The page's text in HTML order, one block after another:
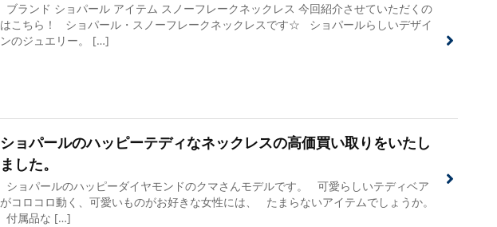
ブランド ショパール アイテム スノーフレークネックレス 今回紹介させていただくの
はこちら！ ショパール・スノーフレークネックレスです☆ ショパールらしいデザイ
ンのジュエリー。 […]
ショパールのハッピーテディなネックレスの高価買い取りをいたし
ました。
ショパールのハッピーダイヤモンドのクマさんモデルです。 可愛らしいテディベア
がコロコロ動く、可愛いものがお好きな女性には、 たまらないアイテムでしょうか。
付属品な […]